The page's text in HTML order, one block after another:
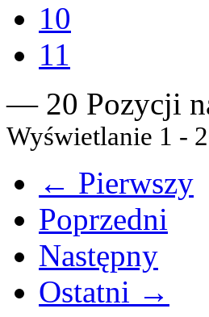
10
11
— 20 Pozycji
Wyświetlanie 1 -
← Pierwszy
Poprzedni
Następny
Ostatni →